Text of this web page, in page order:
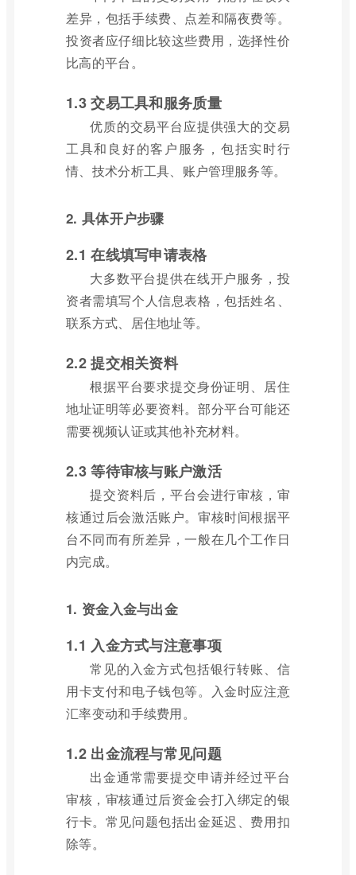
差异，包括手续费、点差和隔夜费等。
投资者应仔细比较这些费用，选择性价
比高的平台。
1.3 交易工具和服务质量
优质的交易平台应提供强大的交易
工具和良好的客户服务，包括实时行
情、技术分析工具、账户管理服务等。
2. 具体开户步骤
2.1 在线填写申请表格
大多数平台提供在线开户服务，投
资者需填写个人信息表格，包括姓名、
联系方式、居住地址等。
2.2 提交相关资料
根据平台要求提交身份证明、居住
地址证明等必要资料。部分平台可能还
需要视频认证或其他补充材料。
2.3 等待审核与账户激活
提交资料后，平台会进行审核，审
核通过后会激活账户。审核时间根据平
台不同而有所差异，一般在几个工作日
内完成。
1. 资金入金与出金
1.1 入金方式与注意事项
常见的入金方式包括银行转账、信
用卡支付和电子钱包等。入金时应注意
汇率变动和手续费用。
1.2 出金流程与常见问题
出金通常需要提交申请并经过平台
审核，审核通过后资金会打入绑定的银
行卡。常见问题包括出金延迟、费用扣
除等。